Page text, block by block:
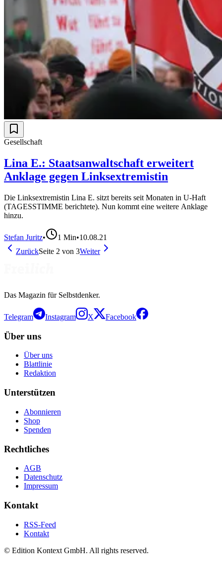
Gesellschaft
Lina E.: Staatsanwaltschaft erweitert
Anklage gegen Linksextremistin
Die Linksextremistin Lina E. sitzt bereits seit Monaten in U-Haft
(TAGESSTIMME berichtete). Nun kommt eine weitere Anklage
hinzu.
Stefan Juritz• 1 Min•10.08.21
ZurückSeite 2 von 3Weiter
Das Magazin für Selbstdenker.
Telegram Instagram X Facebook
Über uns
Über uns
Blattlinie
Redaktion
Unterstützen
Abonnieren
Shop
Spenden
Rechtliches
AGB
Datenschutz
Impressum
Kontakt
RSS-Feed
Kontakt
© Edition Kontext GmbH. All rights reserved.